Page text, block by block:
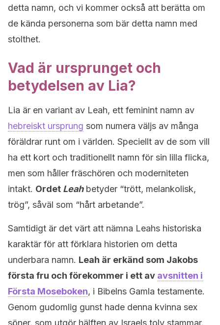
detta namn, och vi kommer också att berätta om
de kända personerna som bär detta namn med
stolthet.
Vad är ursprunget och
betydelsen av Lia?
Lia är en variant av Leah, ett feminint namn av
hebreiskt ursprung som numera väljs av många
föräldrar runt om i världen. Speciellt av de som vill
ha ett kort och traditionellt namn för sin lilla flicka,
men som håller fräschören och moderniteten
intakt. Ordet Leahbetyder “trött, melankolisk,
trög”, såväl som “hårt arbetande”.
Samtidigt är det värt att nämna Leahs historiska
karaktär för att förklara historien om detta
underbara namn. Leah är erkänd som Jakobs
första fru och förekommer i ett av avsnitten i
Första Moseboken, i Bibelns Gamla testamente.
Genom gudomlig gunst hade denna kvinna sex
söner, som utgör hälften av Israels tolv stammar.